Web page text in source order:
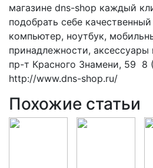
магазине dns-shop каждый
подобрать себе
компьютер, ноутбук,
принадлежности, аксессуары
пр-т Красного Знамени, 59
http://www.dns-shop.ru/
Похожие статьи